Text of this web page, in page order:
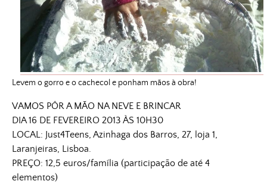
Levem o gorro e o cachecol e ponham mãos à obra!
VAMOS PÔR A MÃO NA NEVE E BRINCAR
DIA 16 DE FEVEREIRO 2013 ÀS 10H30
LOCAL: Just4Teens, Azinhaga dos Barros, 27, loja 1,
Laranjeiras, Lisboa.
PREÇO: 12,5 euros/família (participação de até 4
elementos)